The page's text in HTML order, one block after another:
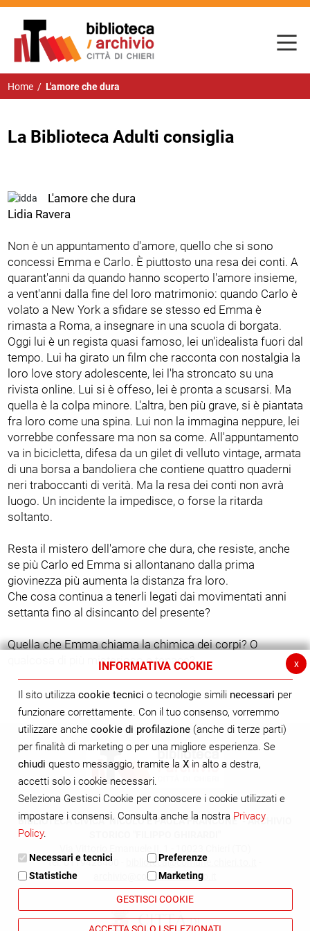
Home / L'amore che dura
La Biblioteca Adulti consiglia
L'amore che dura
Lidia Ravera
Non è un appuntamento d'amore, quello che si sono
concessi Emma e Carlo. È piuttosto una resa dei conti. A
quarant'anni da quando hanno scoperto l'amore insieme,
a vent'anni dalla fine del loro matrimonio: quando Carlo è
volato a New York a sfidare se stesso ed Emma è
rimasta a Roma, a insegnare in una scuola di borgata.
Oggi lui è un regista quasi famoso, lei un'idealista fuori dal
tempo. Lui ha girato un film che racconta con nostalgia la
loro love story adolescente, lei l'ha stroncato su una
rivista online. Lui si è offeso, lei è pronta a scusarsi. Ma
quella è la colpa minore. L'altra, ben più grave, si è piantata
fra loro come una spina. Lui non la immagina neppure, lei
vorrebbe confessare ma non sa come. All'appuntamento
va in bicicletta, difesa da un gilet di velluto vintage, armata
di una borsa a bandoliera che contiene quattro quaderni
neri traboccanti di verità. Ma la resa dei conti non avrà
luogo. Un incidente la impedisce, o forse la ritarda
soltanto.
Resta il mistero dell'amore che dura, che resiste, anche
se più Carlo ed Emma si allontanano dalla prima
giovinezza più aumenta la distanza fra loro.
Che cosa continua a tenerli legati dai movimentati anni
settanta fino al disincanto del presente?
Quella che Emma chiama la chimica dei corpi? O
qualcosa di più misterioso e tenace?
BIBLIOTECA CIVICA "NICOLÒ E PAOLA FRANCONE" - ARCHIVIO
tel. 0119428400 -
biblioteca@comune.chieri.to.it
archivio@comune.chieri.to.it
x
INFORMATIVA COOKIE
Il sito utilizza cookie tecnici o tecnologie simili necessari per
funzionare correttamente. Con il tuo consenso, vorremmo
utilizzare anche cookie di profilazione(anche di terze parti)
per finalità di marketing o per una migliore esperienza. Se
chiudi questo messaggio, tramite la Xin alto a destra,
accetti solo i cookie necessari.
Seleziona Gestisci Cookie per conoscere i cookie utilizzati e
impostare i consensi. Consulta anche la nostra Privacy
Policy.
Necessari e tecnici
Preferenze
Statistiche
Marketing
GESTISCI COOKIE